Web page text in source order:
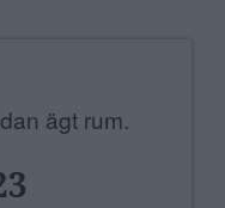
ägt rum.